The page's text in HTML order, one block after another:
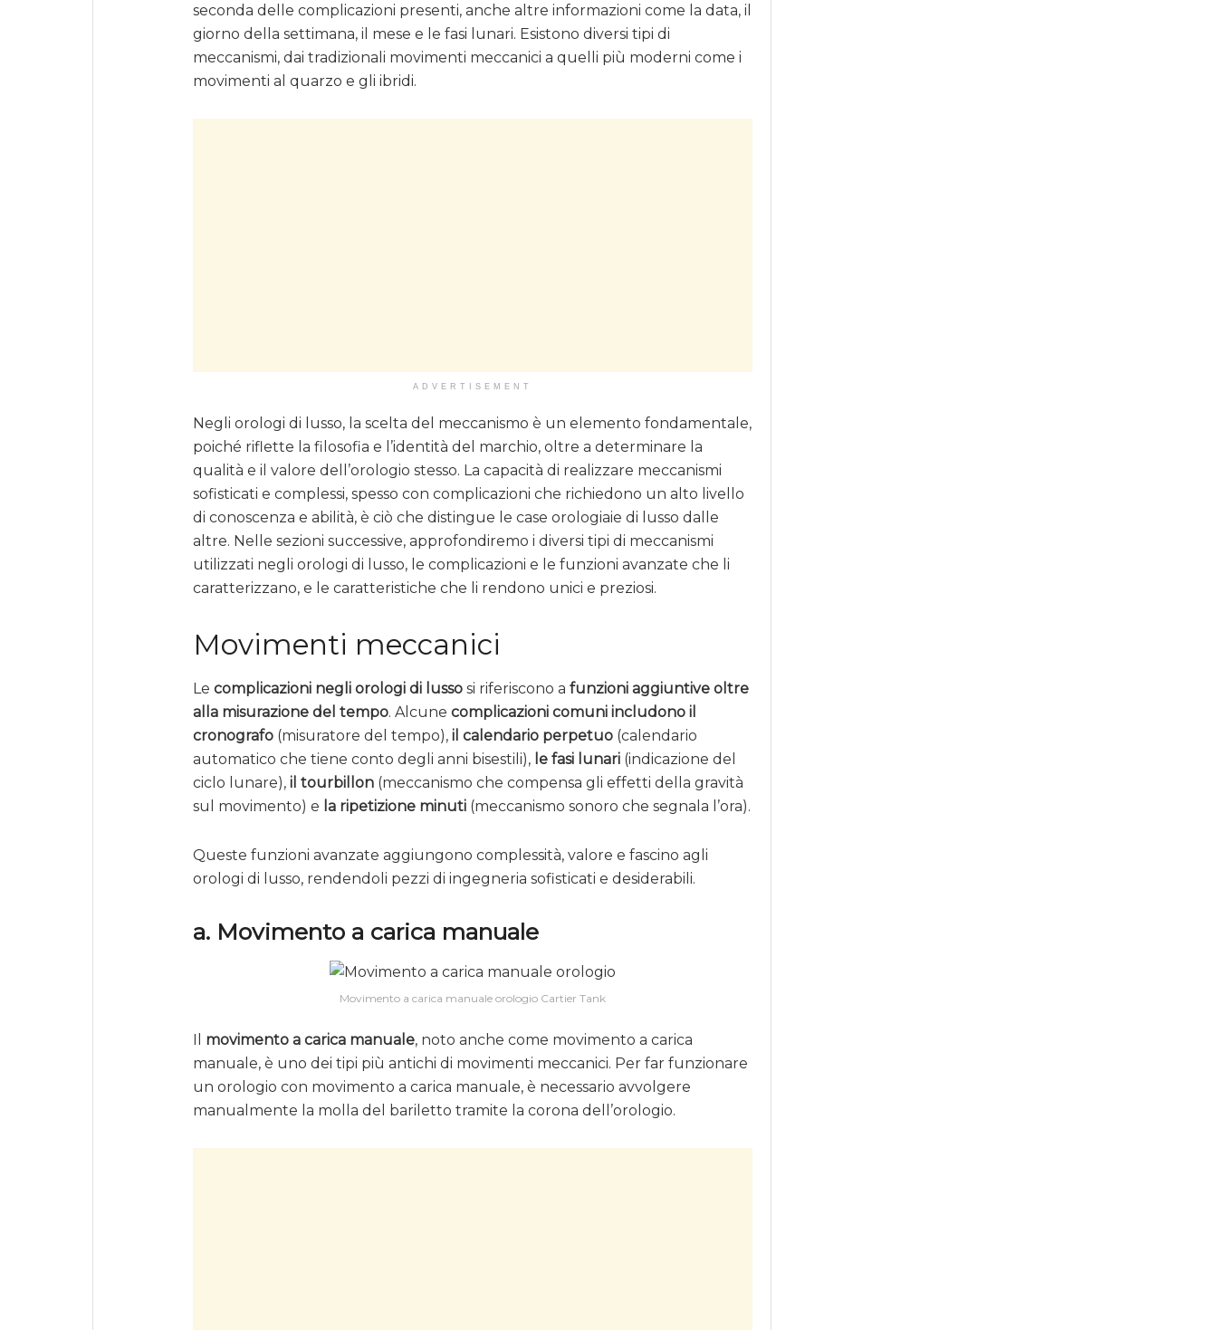
seconda delle complicazioni presenti, anche altre informazioni come la data, il
giorno della settimana, il mese e le fasi lunari. Esistono diversi tipi di
meccanismi, dai tradizionali movimenti meccanici a quelli più moderni come i
movimenti al quarzo e gli ibridi.
ADVERTISEMENT
Negli orologi di lusso, la scelta del meccanismo è un elemento fondamentale,
poiché riflette la filosofia e l’identità del marchio, oltre a determinare la
qualità e il valore dell’orologio stesso. La capacità di realizzare meccanismi
sofisticati e complessi, spesso con complicazioni che richiedono un alto livello
di conoscenza e abilità, è ciò che distingue le case orologiaie di lusso dalle
altre. Nelle sezioni successive, approfondiremo i diversi tipi di meccanismi
utilizzati negli orologi di lusso, le complicazioni e le funzioni avanzate che li
caratterizzano, e le caratteristiche che li rendono unici e preziosi.
Movimenti meccanici
Le complicazioni negli orologi di lusso si riferiscono a funzioni aggiuntive oltre
alla misurazione del tempo. Alcune complicazioni comuni includono il
cronografo (misuratore del tempo), il calendario perpetuo (calendario
automatico che tiene conto degli anni bisestili), le fasi lunari (indicazione del
ciclo lunare), il tourbillon (meccanismo che compensa gli effetti della gravità
sul movimento) e la ripetizione minuti (meccanismo sonoro che segnala l’ora).
Queste funzioni avanzate aggiungono complessità, valore e fascino agli
orologi di lusso, rendendoli pezzi di ingegneria sofisticati e desiderabili.
a. Movimento a carica manuale
Movimento a carica manuale orologio Cartier Tank
Il movimento a carica manuale, noto anche come movimento a carica
manuale, è uno dei tipi più antichi di movimenti meccanici. Per far funzionare
un orologio con movimento a carica manuale, è necessario avvolgere
manualmente la molla del bariletto tramite la corona dell’orologio.